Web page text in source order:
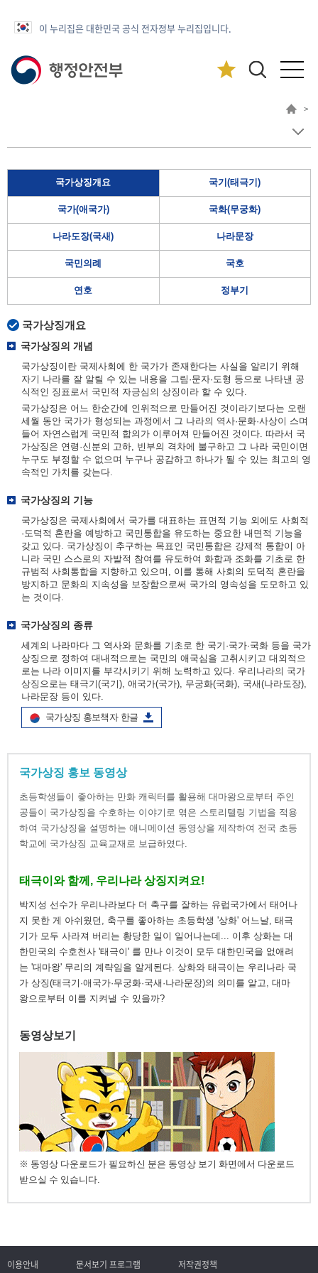
이 누리집은 대한민국 공식 전자정부 누리집입니다.
>
국가상징개요 국기(태극기)
국가(애국가) 국화(무궁화)
나라도장(국새) 나라문장
국민의례 국호
연호 정부기
국가상징개요
국가상징의 개념
국가상징이란 국제사회에 한 국가가 존재한다는 사실을 알리기 위해
자기 나라를 잘 알릴 수 있는 내용을 그림·문자·도형 등으로 나타낸 공
식적인 징표로서 국민적 자긍심의 상징이라 할 수 있다.
국가상징은 어느 한순간에 인위적으로 만들어진 것이라기보다는 오랜
세월 동안 국가가 형성되는 과정에서 그 나라의 역사·문화·사상이 스며
들어 자연스럽게 국민적 합의가 이루어져 만들어진 것이다. 따라서 국
가상징은 연령·신분의 고하, 빈부의 격차에 불구하고 그 나라 국민이면
누구도 부정할 수 없으며 누구나 공감하고 하나가 될 수 있는 최고의 영
속적인 가치를 갖는다.
국가상징의 기능
국가상징은 국제사회에서 국가를 대표하는 표면적 기능 외에도 사회적
·도덕적 혼란을 예방하고 국민통합을 유도하는 중요한 내면적 기능을
갖고 있다. 국가상징이 추구하는 목표인 국민통합은 강제적 통합이 아
니라 국민 스스로의 자발적 참여를 유도하여 화합과 조화를 기초로 한
규범적 사회통합을 지향하고 있으며, 이를 통해 사회의 도덕적 혼란을
방지하고 문화의 지속성을 보장함으로써 국가의 영속성을 도모하고 있
는 것이다.
국가상징의 종류
세계의 나라마다 그 역사와 문화를 기초로 한 국기·국가·국화 등을 국가
상징으로 정하여 대내적으로는 국민의 애국심을 고취시키고 대외적으
로는 나라 이미지를 부각시키기 위해 노력하고 있다. 우리나라의 국가
상징으로는 태극기(국기), 애국가(국가), 무궁화(국화), 국새(나라도장),
나라문장 등이 있다.
국가상징 홍보책자 한글
국가상징 홍보 동영상
초등학생들이 좋아하는 만화 캐릭터를 활용해 대마왕으로부터 주인
공들이 국가상징을 수호하는 이야기로 엮은 스토리텔링 기법을 적용
하여 국가상징을 설명하는 애니메이션 동영상을 제작하여 전국 초등
학교에 국가상징 교육교재로 보급하였다.
태극이와 함께, 우리나라 상징지켜요!
박지성 선수가 우리나라보다 더 축구를 잘하는 유럽국가에서 태어나
지 못한 게 아쉬웠던, 축구를 좋아하는 초등학생 '상화' 어느날, 태극
기가 모두 사라져 버리는 황당한 일이 일어나는데... 이후 상화는 대
한민국의 수호천사 '태극이' 를 만나 이것이 모두 대한민국을 없애려
는 '대마왕' 무리의 계략임을 알게된다. 상화와 태극이는 우리나라 국
가 상징(태극기·애국가·무궁화·국새·나라문장)의 의미를 알고, 대마
왕으로부터 이를 지켜낼 수 있을까?
동영상보기
※ 동영상 다운로드가 필요하신 분은 동영상 보기 화면에서 다운로드
받으실 수 있습니다.
이용안내 문서보기 프로그램 저작권정책